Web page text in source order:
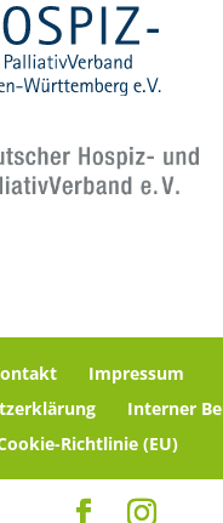
Impressum
Interner
Richtlinie (EU)